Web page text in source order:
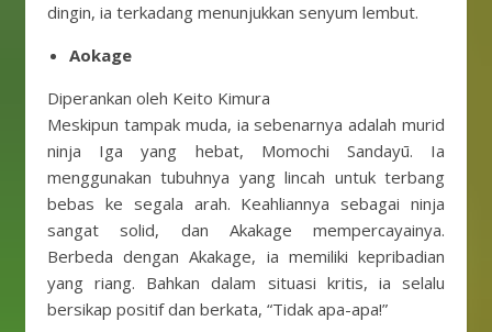
dingin, ia terkadang menunjukkan senyum lembut.
Aokage
Diperankan oleh Keito Kimura
Meskipun tampak muda, ia sebenarnya adalah murid
ninja Iga yang hebat, Momochi Sandayū. Ia
menggunakan tubuhnya yang lincah untuk terbang
bebas ke segala arah. Keahliannya sebagai ninja
sangat solid, dan Akakage mempercayainya.
Berbeda dengan Akakage, ia memiliki kepribadian
yang riang. Bahkan dalam situasi kritis, ia selalu
bersikap positif dan berkata, “Tidak apa-apa!”